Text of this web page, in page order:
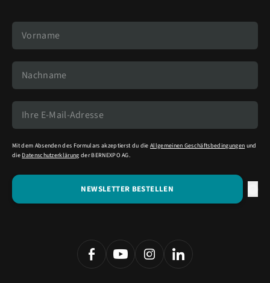
Mit dem Absenden des Formulars akzeptierst du dieAllgemeinen Geschäftsbedingungen und
die Datenschutzerklärung der BERNEXPO AG.